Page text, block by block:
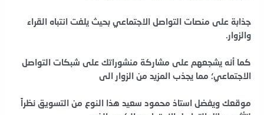
جذابة على منصات التواصل الاجتماعي بحيث يلفت انتباه القراء
والزوار.
كما أنه يشجعهم على مشاركة منشوراتك على شبكات التواصل
الاجتماعي؛ مما يجذب المزيد من الزوار الى
موقعك ويفضل استاذ محمود سعيد هذا النوع من التسويق نظراً